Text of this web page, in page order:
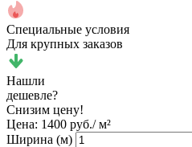
Специальные условия
Для крупных заказов
Нашли
дешевле?
Снизим цену!
Цена: 1400 руб./ м²
Ширина (м)